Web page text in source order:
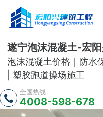
遂宁泡沫混凝土-宏
泡沫混凝土价格｜防水
| 塑胶跑道操场施工
全国热线
4008-598-678